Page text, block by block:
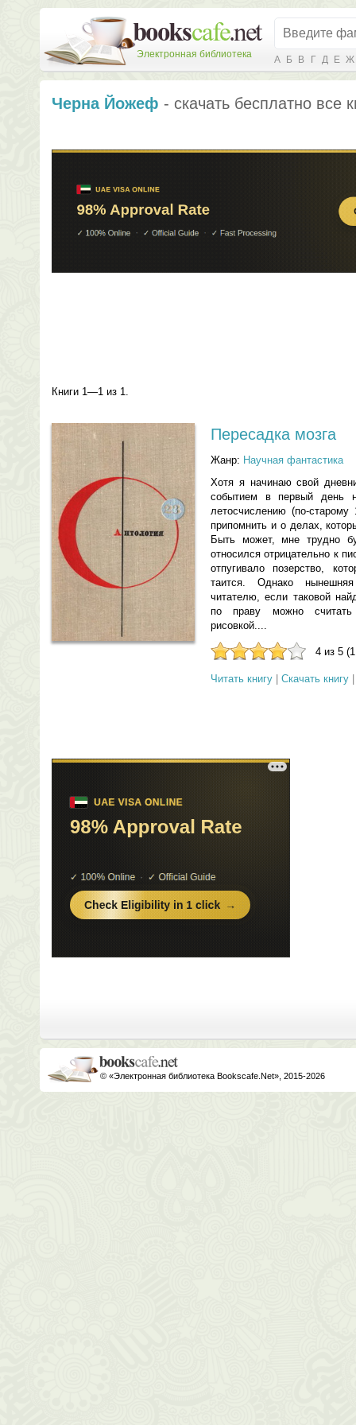
Электронная библиотека А Б В Г Д Е Ж
Черна Йожеф - скачать бесплатно все
Книги 1—1 из 1.
Пересадка мозга
Жанр: Научная фантастика
Хотя я начинаю свой
событием в первый день
летосчислению (по-
припомнить и о делах,
Быть может, мне трудно
относился отрицательно к
отпугивало позерство,
таится. Однако
читателю, если таковой
по праву можно
рисовкой....
4 из 5
Читать книгу Скачать книгу
© «Электронная библиотека Bookscafe.Net», 2015-2026